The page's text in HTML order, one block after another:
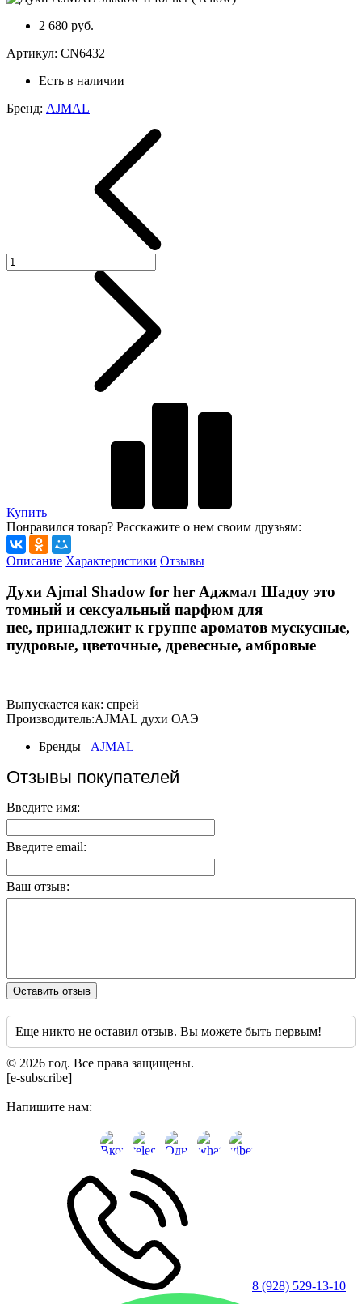
2 680 руб.
Артикул: CN6432
Есть в наличии
Бренд: AJMAL
Купить
Понравился товар? Расскажите о нем своим друзьям:
Описание Характеристики Отзывы
Духи Ajmal Shadow for her Аджмал Шадоу это
томный и сексуальный парфюм для
нее, принадлежит к группе ароматов мускусные,
пудровые, цветочные, древесные, амбровые
Выпускается как: спрей
Производитель:AJMAL духи ОАЭ
Бренды
AJMAL
Отзывы покупателей
Введите имя:
Введите email:
Ваш отзыв:
Оставить отзыв
Еще никто не оставил отзыв. Вы можете быть первым!
© 2026 год. Все права защищены.
[e-subscribe]
Напишите нам:
8 (928) 529-13-10